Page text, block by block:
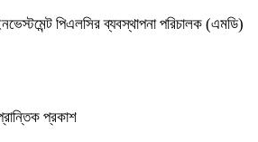
পিএলসির ব্যবস্থাপনা পরিচালক (এমডি)
প্রকাশ